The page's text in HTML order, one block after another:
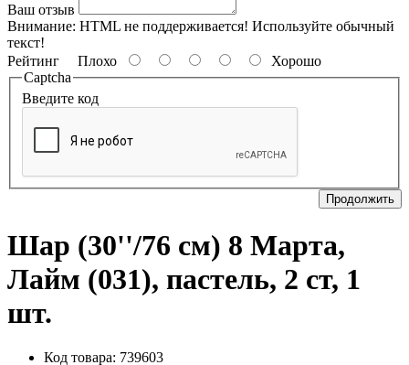
Ваш отзыв
Внимание: HTML не поддерживается! Используйте обычный
текст!
Рейтинг Плохо
Хорошо
Captcha
Введите код
Продолжить
Шар (30''/76 см) 8 Марта,
Лайм (031), пастель, 2 ст, 1
шт.
Код товара: 739603